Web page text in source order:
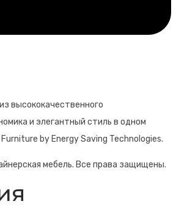
высококачественного
и элегантный стиль в одном
by Energy Saving Technologies.
мебель. Все права защищены.